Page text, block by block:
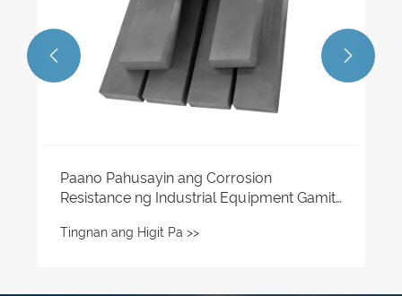
Paano Pahusayin ang Corrosion
Resistance ng Industrial Equipment Gamit
Tingnan ang Higit Pa >>
 